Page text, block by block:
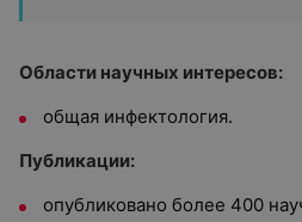
Области научных интересов:
общая инфектология.
Публикации:
опубликовано более 400